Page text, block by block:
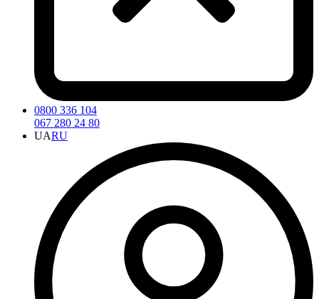
0800 336 104
067 280 24 80
UARU